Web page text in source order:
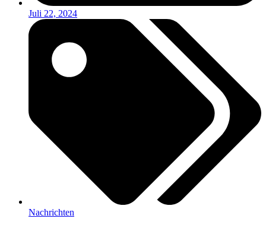
Juli 22, 2024
Nachrichten